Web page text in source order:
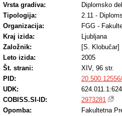
Vrsta gradiva:
Diplomsko
Tipologija:
2.11 -
Organizacija:
FGG -
Kraj izida:
Ljubljana
Založnik:
[S. Klobučar]
Leto izida:
2005
Št. strani:
XIV, 96 str.
PID:
UDK:
COBISS.SI-ID:
2973281
Opomba:
Fakultetna